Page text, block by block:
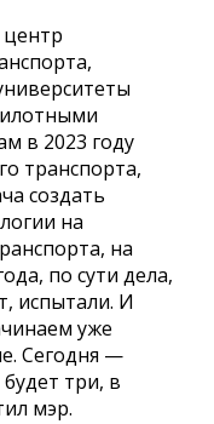
в 2023 году
транспорта,
создать
на
на
по сути дела,
испытали. И
уже
Сегодня —
три, в
мэр.